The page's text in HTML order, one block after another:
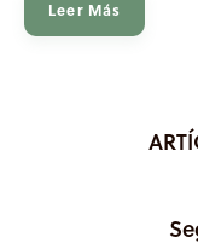
Leer Más